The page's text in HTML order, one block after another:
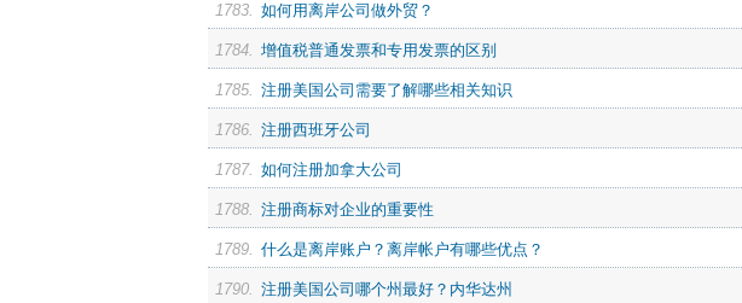
1783. 如何用离岸公司做外贸？
1784. 增值税普通发票和专用发票的区别
1785. 注册美国公司需要了解哪些相关知识
1786. 注册西班牙公司
1787. 如何注册加拿大公司
1788. 注册商标对企业的重要性
1789. 什么是离岸账户？离岸帐户有哪些优点？
1790. 注册美国公司哪个州最好？内华达州